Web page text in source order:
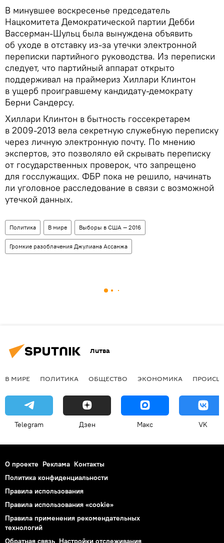
В минувшее воскресенье председатель
Нацкомитета Демократической партии Дебби
Вассерман-Шульц была вынуждена объявить
об уходе в отставку из-за утечки электронной
переписки партийного руководства. Из переписки
следует, что партийный аппарат открыто
поддерживал на праймериз Хиллари Клинтон
в ущерб проигравшему кандидату-демократу
Берни Сандерсу.
Хиллари Клинтон в бытность госсекретарем
в 2009-2013 вела секретную служебную переписку
через личную электронную почту. По мнению
экспертов, это позволяло ей скрывать переписку
от государственных проверок, что запрещено
для госслужащих. ФБР пока не решило, начинать
ли уголовное расследование в связи с возможной
утечкой данных.
Политика В мире Выборы в США — 2016
Громкие разоблачения Джулиана Ассанжа
Литва
В МИРЕ ПОЛИТИКА ОБЩЕСТВО ЭКОНОМИКА
Telegram Дзен Макс VK
О проекте Реклама Контакты
Политика конфиденциальности
Правила использования
Правила использования «cookie»
Правила применения рекомендательных
технологий
Обратная связь Настройки отслеживания